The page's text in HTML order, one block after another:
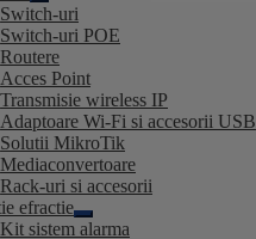
Extinde
meniul
copil
Switch-uri
Switch-uri POE
Routere
Acces Point
Transmisie wireless IP
Adaptoare Wi-Fi si accesorii USB
Solutii MikroTik
Mediaconvertoare
Rack-uri si accesorii
efractie
Extinde
Kit sistem alarma